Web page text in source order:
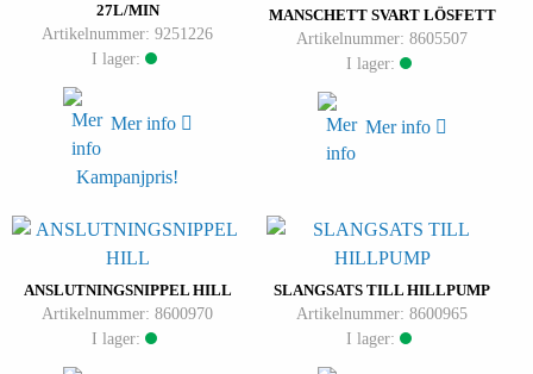
27L/MIN
Artikelnummer: 9251226
I lager:
Mer info
Kampanjpris!
MANSCHETT SVART LÖSFETT
Artikelnummer: 8605507
I lager:
Mer info
ANSLUTNINGSNIPPEL HILL
Artikelnummer: 8600970
I lager:
SLANGSATS TILL HILLPUMP
Artikelnummer: 8600965
I lager: